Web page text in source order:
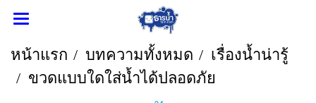
หน้าแรก บทความทั้งหมด
เรื่องน้ำน่ารู้
ขวดแบบใดใส่น้ำได้ปลอดภัย